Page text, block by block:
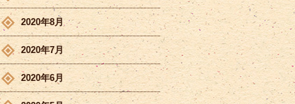
2020年8月
2020年7月
2020年6月